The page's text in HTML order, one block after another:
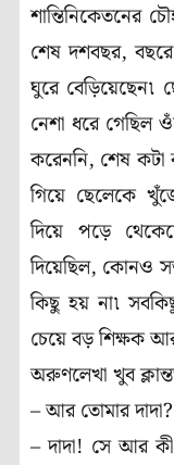
শান্তিনিকেতনের
শেষ দশবছর, বছরে
ঘুরে
নেশা ধরে গেছিল
করেননি, শেষ কটা
গিয়ে ছেলেকে
দিয়ে পড়ে
দিয়েছিল, কোনও
কিছু হয় না৷
চেয়ে বড় শিক্ষক
অরুণলেখা খুব
– আর তোমার
– দাদা! সে আর